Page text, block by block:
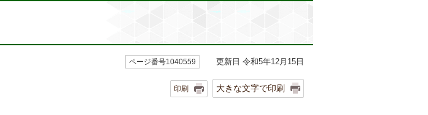
ページ番号1040559 更新日 令和5年12月15日
印刷 大きな文字で印刷